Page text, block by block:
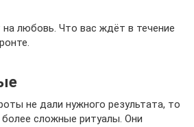
любовь. Что вас ждёт в течение
не дали нужного результата, то
сложные ритуалы. Они